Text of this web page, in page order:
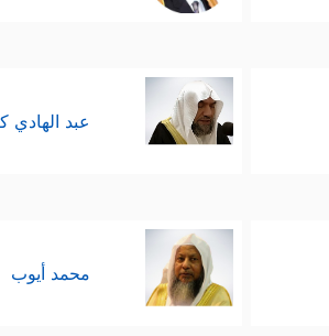
عبد الهادي
محمد أيوب